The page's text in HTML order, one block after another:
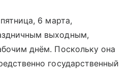
6 марта,
выходным,
днём. Поскольку она
государственный